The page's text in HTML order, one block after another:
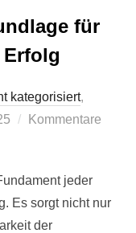
für
kategorisiert,
Kommentare
jeder
Es sorgt nicht nur
der